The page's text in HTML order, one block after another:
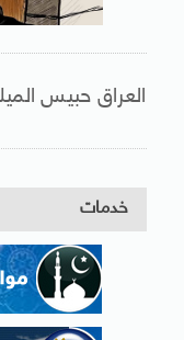
العراق حبيس
خدمات